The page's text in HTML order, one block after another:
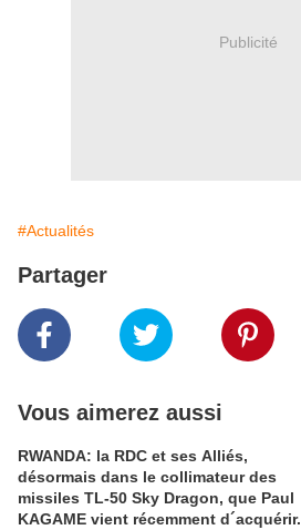
Publicité
#Actualités
Partager
Vous aimerez aussi
RWANDA: la RDC et ses Alliés,
désormais dans le collimateur des
missiles TL-50 Sky Dragon, que Paul
KAGAME vient récemment d´acquérir.